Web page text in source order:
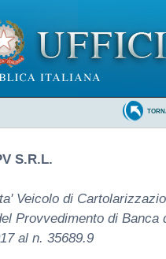
S.R.L.
Veicolo di
Provvedimento di Banca
al n. 35689.9